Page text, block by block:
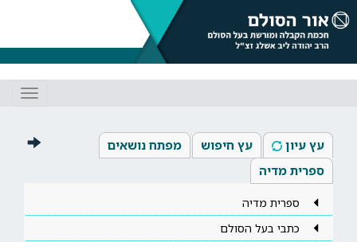
עץ עיון עץ חיפוש
מפתח נושאים
ספרית מדיה
ספרית מדיה
כתבי בעל הסולם